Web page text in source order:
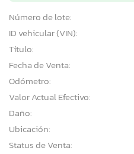
Número de lote:
ID vehicular (VIN):
Título:
Fecha de Venta:
Odómetro:
Valor Actual Efectivo:
Daño:
Ubicación:
Status de Venta: